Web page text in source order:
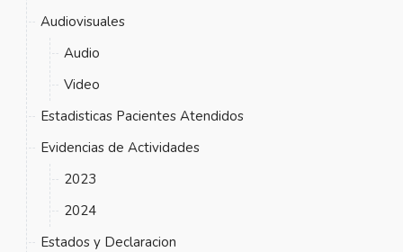
Audiovisuales
Audio
Video
Estadisticas Pacientes Atendidos
Evidencias de Actividades
2023
2024
Estados y Declaracion